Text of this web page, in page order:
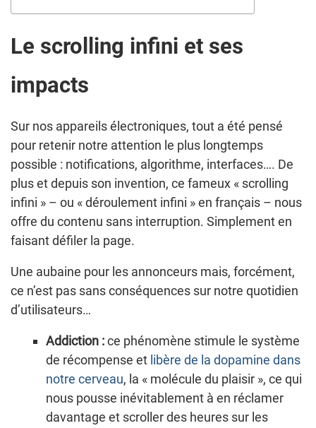
Le scrolling infini et ses
impacts
Sur nos appareils électroniques, tout a été pensé
pour retenir notre attention le plus longtemps
possible : notifications, algorithme, interfaces…. De
plus et depuis son invention, ce fameux « scrolling
infini » – ou « déroulement infini » en français – nous
offre du contenu sans interruption. Simplement en
faisant défiler la page.
Une aubaine pour les annonceurs mais, forcément,
ce n’est pas sans conséquences sur notre quotidien
d’utilisateurs…
Addiction :ce phénomène stimule le système
de récompense et libère de la dopamine dans
notre cerveau, la « molécule du plaisir », ce qui
nous pousse inévitablement à en réclamer
davantage et scroller des heures sur les